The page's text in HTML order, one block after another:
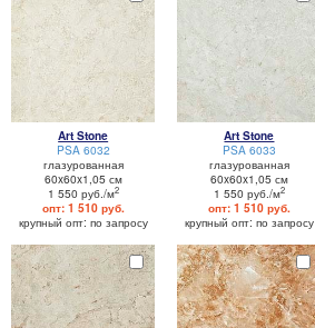
Art Stone
PSA 6032
глазурованная
60x60x1,05 см
1 550 руб./м2
опт: 1 510 руб.
крупный опт: по запросу
Art Stone
PSA 6033
глазурованная
60x60x1,05 см
1 550 руб./м2
опт: 1 510 руб.
крупный опт: по запросу